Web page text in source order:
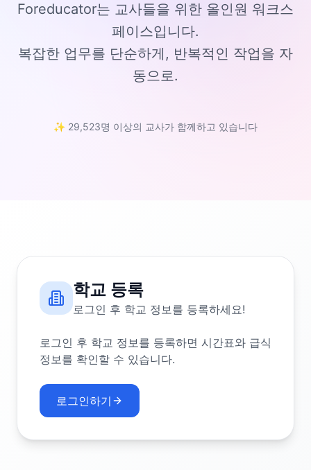
Foreducator는 교사들을 위한 올인원 워크스
페이스입니다.
복잡한 업무를 단순하게, 반복적인 작업을 자
동으로.
✨ 29,523명 이상의 교사가 함께하고 있습니다
학교 등록
로그인 후 학교 정보를 등록하세요!
로그인 후 학교 정보를 등록하면 시간표와 급식
정보를 확인할 수 있습니다.
로그인하기